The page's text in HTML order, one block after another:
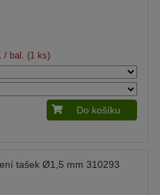
/ bal. (1 ks)
Do košíku
tašek Ø1,5 mm 310293